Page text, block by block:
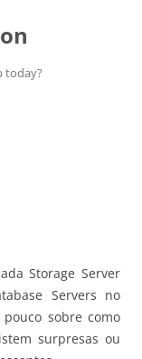
today?
Storage Server
Servers no
sobre como
surpresas ou